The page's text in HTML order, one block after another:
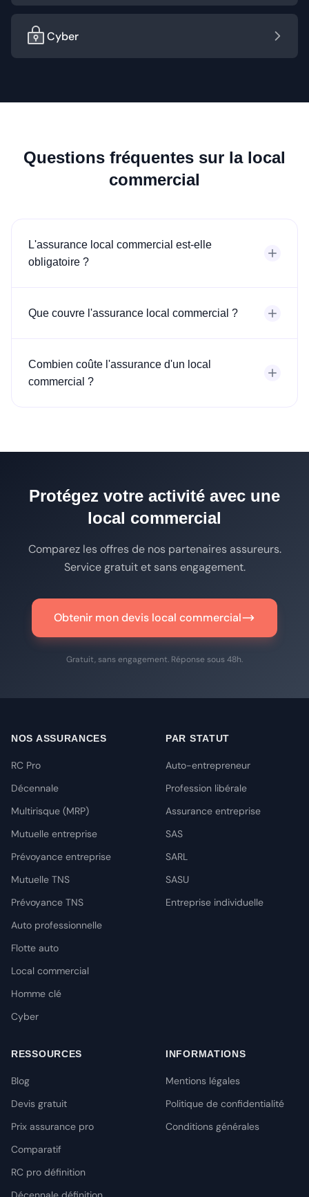
Cyber
Questions fréquentes sur la local
commercial
L'assurance local commercial est-elle
obligatoire ?
Que couvre l'assurance local commercial ?
Combien coûte l'assurance d'un local
commercial ?
Protégez votre activité avec une
local commercial
Comparez les offres de nos partenaires assureurs.
Service gratuit et sans engagement.
Obtenir mon devis local commercial
Gratuit, sans engagement. Réponse sous 48h.
NOS ASSURANCES
RC Pro
Décennale
Multirisque (MRP)
Mutuelle entreprise
Prévoyance entreprise
Mutuelle TNS
Prévoyance TNS
Auto professionnelle
Flotte auto
Local commercial
Homme clé
Cyber
PAR STATUT
Auto-entrepreneur
Profession libérale
Assurance entreprise
SAS
SARL
SASU
Entreprise individuelle
RESSOURCES
Blog
Devis gratuit
Prix assurance pro
Comparatif
RC pro définition
INFORMATIONS
Mentions légales
Politique de confidentialité
Conditions générales